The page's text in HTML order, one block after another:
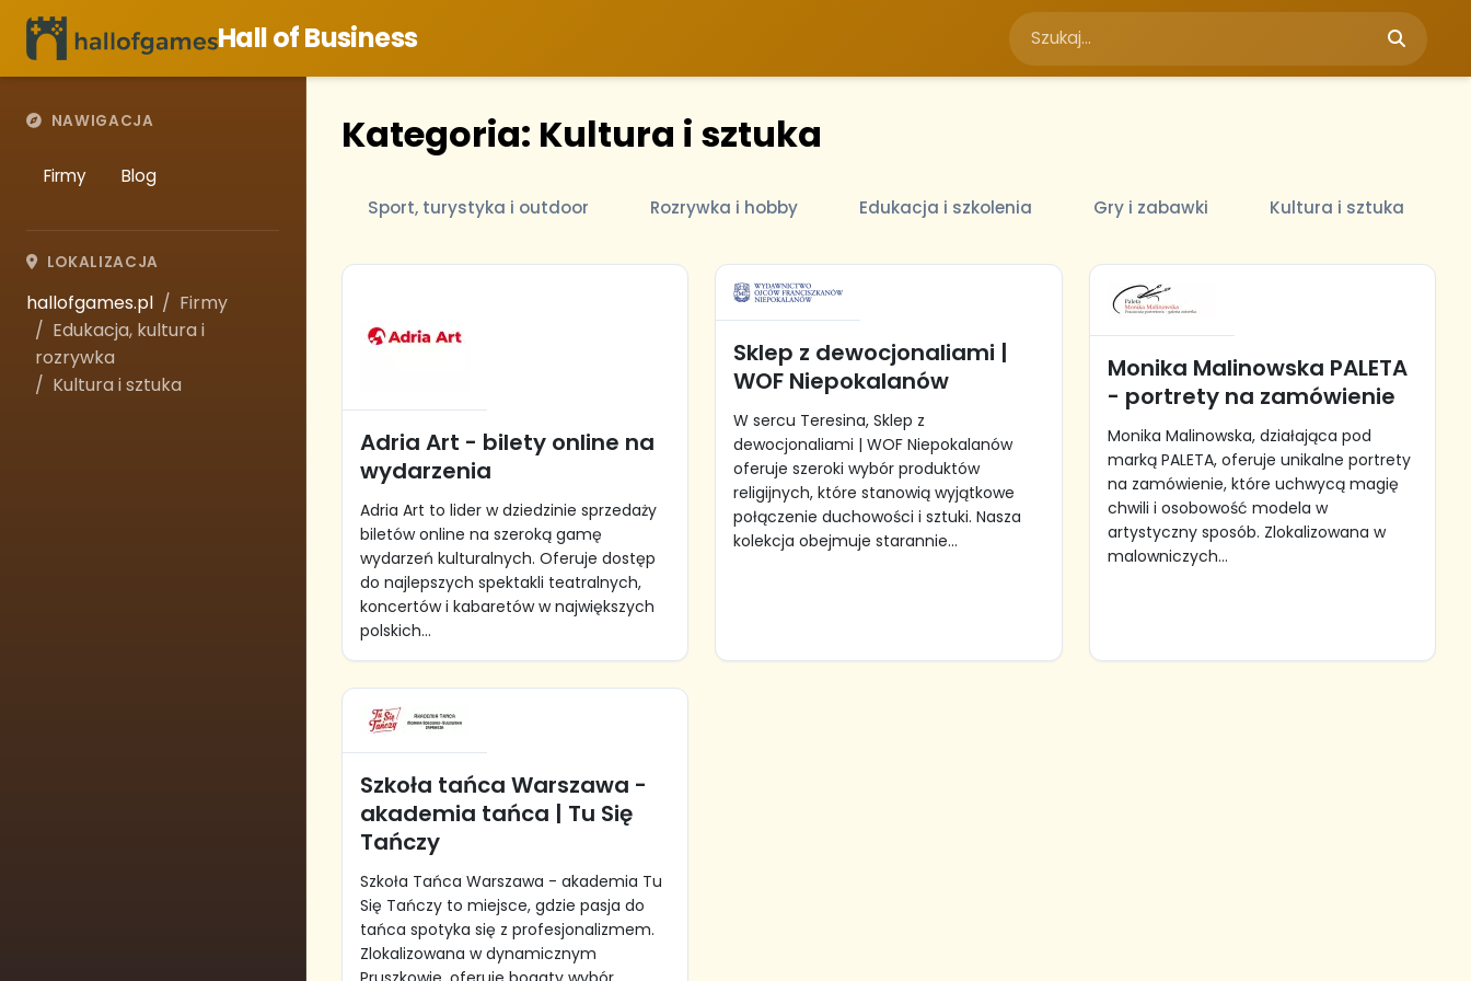
Hall of Business
NAWIGACJA
Firmy Blog
LOKALIZACJA
hallofgames.pl
Firmy
Edukacja, kultura i
rozrywka
Kultura i sztuka
Kategoria: Kultura i sztuka
Sport, turystyka i outdoor Rozrywka i hobby Edukacja i szkolenia Gry i zabawki Kultura i sztuka
Adria Art - bilety online na
wydarzenia
Adria Art to lider w dziedzinie sprzedaży
biletów online na szeroką gamę
wydarzeń kulturalnych. Oferuje dostęp
do najlepszych spektakli teatralnych,
koncertów i kabaretów w największych
polskich...
Sklep z dewocjonaliami |
WOF Niepokalanów
W sercu Teresina, Sklep z
dewocjonaliami | WOF Niepokalanów
oferuje szeroki wybór produktów
religijnych, które stanowią wyjątkowe
połączenie duchowości i sztuki. Nasza
kolekcja obejmuje starannie...
Monika Malinowska PALETA
- portrety na zamówienie
Monika Malinowska, działająca pod
marką PALETA, oferuje unikalne portrety
na zamówienie, które uchwycą magię
chwili i osobowość modela w
artystyczny sposób. Zlokalizowana w
malowniczych...
Szkoła tańca Warszawa -
akademia tańca | Tu Się
Tańczy
Szkoła Tańca Warszawa - akademia Tu
Się Tańczy to miejsce, gdzie pasja do
tańca spotyka się z profesjonalizmem.
Zlokalizowana w dynamicznym